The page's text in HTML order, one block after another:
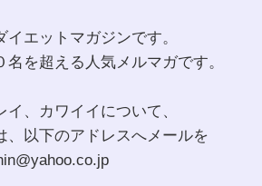
エットマガジンです。
を超える人気メルマガです。
、カワイイについて、
、以下のアドレスへメールを